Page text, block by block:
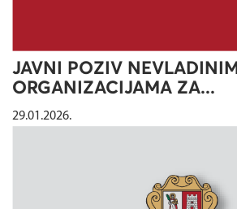
JAVNI POZIV NEVLADINIM
ORGANIZACIJAMA ZA...
29.01.2026.